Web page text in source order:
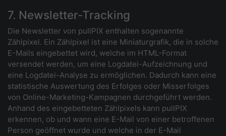
7. Newsletter-Tracking
Die Newsletter von pullPIX enthalten sogenannte
Zählpixel. Ein Zählpixel ist eine Miniaturgrafik, die in solche
E-Mails eingebettet wird, welche im HTML-Format
versendet werden, um eine Logdatei-Aufzeichnung und
eine Logdatei-Analyse zu ermöglichen. Dadurch kann eine
statistische Auswertung des Erfolges oder Misserfolges
von Online-Marketing-Kampagnen durchgeführt werden.
Anhand des eingebetteten Zählpixels kann pullPIX
erkennen, ob und wann eine E-Mail von einer betroffenen
Person geöffnet wurde und welche in der E-Mail